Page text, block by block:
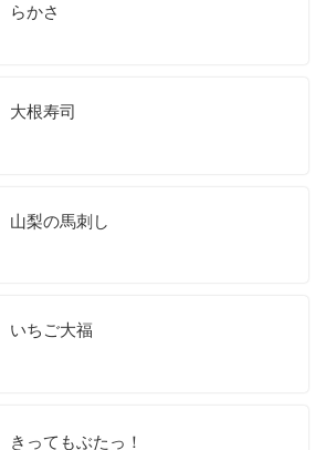
らかさ
大根寿司
山梨の馬刺し
いちご大福
きってもぶたっ！